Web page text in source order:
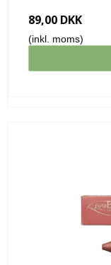
89,00 DKK
(inkl. moms)